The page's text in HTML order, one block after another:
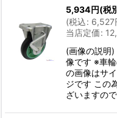
5,934円(税
(税込: 6,527
当店定価:
(画像の説明
像です ※車
の画像はサ
ジです この
ざいますの